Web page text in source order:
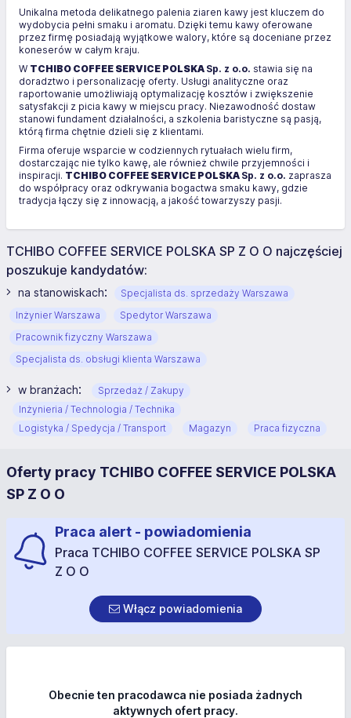
Unikalna metoda delikatnego palenia ziaren kawy jest kluczem do
wydobycia pełni smaku i aromatu. Dzięki temu kawy oferowane
przez firmę posiadają wyjątkowe walory, które są doceniane przez
koneserów w całym kraju.
W TCHIBO COFFEE SERVICE POLSKA Sp. z o.o. stawia się na
doradztwo i personalizację oferty. Usługi analityczne oraz
raportowanie umożliwiają optymalizację kosztów i zwiększenie
satysfakcji z picia kawy w miejscu pracy. Niezawodność dostaw
stanowi fundament działalności, a szkolenia baristyczne są pasją,
którą firma chętnie dzieli się z klientami.
Firma oferuje wsparcie w codziennych rytuałach wielu firm,
dostarczając nie tylko kawę, ale również chwile przyjemności i
inspiracji. TCHIBO COFFEE SERVICE POLSKA Sp. z o.o. zaprasza
do współpracy oraz odkrywania bogactwa smaku kawy, gdzie
tradycja łączy się z innowacją, a jakość towarzyszy pasji.
TCHIBO COFFEE SERVICE POLSKA SP Z O O najczęściej
poszukuje kandydatów:
na stanowiskach:
Specjalista ds. sprzedaży Warszawa
Inżynier Warszawa
Spedytor Warszawa
Pracownik fizyczny Warszawa
Specjalista ds. obsługi klienta Warszawa
w branżach:
Sprzedaż / Zakupy
Inżynieria / Technologia / Technika
Logistyka / Spedycja / Transport
Magazyn Praca fizyczna
Oferty pracy TCHIBO COFFEE SERVICE POLSKA
SP Z O O
Praca alert - powiadomienia
Praca TCHIBO COFFEE SERVICE POLSKA SP
Z O O
Włącz powiadomienia
Obecnie ten pracodawca nie posiada żadnych
aktywnych ofert pracy.